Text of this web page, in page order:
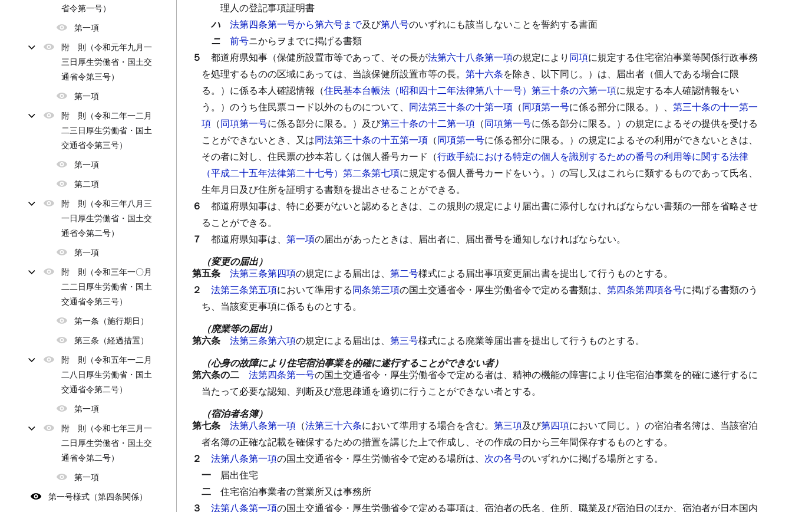
省令第一号）
第一項
附 則（令和元年九月一
三日厚生労働省・国土交
通省令第三号）
第一項
附 則（令和二年一二月
二三日厚生労働省・国土
交通省令第三号）
第一項
第二項
附 則（令和三年八月三
一日厚生労働省・国土交
通省令第二号）
第一項
附 則（令和三年一〇月
二二日厚生労働省・国土
交通省令第三号）
第一条（施行期日）
第三条（経過措置）
附 則（令和五年一二月
二八日厚生労働省・国土
交通省令第二号）
第一項
附 則（令和七年三月一
二日厚生労働省・国土交
通省令第二号）
第一項
第一号様式（第四条関係）
理人の登記事項証明書
ハ 法第四条第一号から第六号まで及び第八号のいずれにも該当しないことを誓約する書面
ニ 前号ニからヲまでに掲げる書類
５ 都道府県知事（保健所設置市等であって、その長が法第六十八条第一項の規定により 同項に規定する住宅宿泊事業等関係行政事務
を処理するものの区域にあっては、当該保健所設置市等の長。 第十六条を除き、以下同じ。）は、届出者（個人である場合に限
る。）に係る本人確認情報（住民基本台帳法（昭和四十二年法律第八十一号）第三十条の六第一項に規定する本人確認情報をい
う。）のうち住民票コード以外のものについて、 同法第三十条の十第一項 （同項第一号に係る部分に限る。）、 第三十条の十一第一
項 （同項第一号に係る部分に限る。）及び第三十条の十二第一項 （同項第一号に係る部分に限る。）の規定によるその提供を受ける
ことができないとき、又は同法第三十条の十五第一項 （同項第一号に係る部分に限る。）の規定によるその利用ができないときは、
その者に対し、住民票の抄本若しくは個人番号カード（行政手続における特定の個人を識別するための番号の利用等に関する法律
（平成二十五年法律第二十七号）第二条第七項に規定する個人番号カードをいう。）の写し又はこれらに類するものであって氏名、
生年月日及び住所を証明する書類を提出させることができる。
６ 都道府県知事は、特に必要がないと認めるときは、この規則の規定により届出書に添付しなければならない書類の一部を省略させ
ることができる。
７ 都道府県知事は、 第一項の届出があったときは、届出者に、届出番号を通知しなければならない。
（変更の届出）
第五条 法第三条第四項の規定による届出は、 第二号様式による届出事項変更届出書を提出して行うものとする。
２ 法第三条第五項において準用する同条第三項の国土交通省令・厚生労働省令で定める書類は、 第四条第四項各号に掲げる書類のう
ち、当該変更事項に係るものとする。
（廃業等の届出）
第六条 法第三条第六項の規定による届出は、 第三号様式による廃業等届出書を提出して行うものとする。
（心身の故障により住宅宿泊事業を的確に遂行することができない者）
第六条の二 法第四条第一号の国土交通省令・厚生労働省令で定める者は、精神の機能の障害により住宅宿泊事業を的確に遂行するに
当たって必要な認知、判断及び意思疎通を適切に行うことができない者とする。
（宿泊者名簿）
第七条 法第八条第一項 （法第三十六条において準用する場合を含む。 第三項及び第四項において同じ。）の宿泊者名簿は、当該宿泊
者名簿の正確な記載を確保するための措置を講じた上で作成し、その作成の日から三年間保存するものとする。
２ 法第八条第一項の国土交通省令・厚生労働省令で定める場所は、 次の各号のいずれかに掲げる場所とする。
一 届出住宅
二 住宅宿泊事業者の営業所又は事務所
３ 法第八条第一項の国土交通省令・厚生労働省令で定める事項は、宿泊者の氏名、住所、職業及び宿泊日のほか、宿泊者が日本国内